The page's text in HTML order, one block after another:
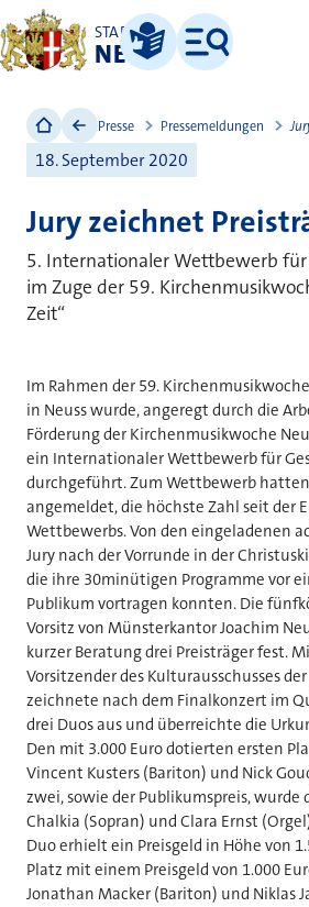
STADT
NEUSS
Leichte Sprache
Menü
Presse Pressemeldungen
18. September 2020
Jury zeichnet
5. Internationaler Wettbewerb für
im Zuge der 59.
Zeit“
Im Rahmen der 59.
in Neuss wurde, angeregt durch die
Förderung der Kirchenmusikwoche
ein Internationaler Wettbewerb für
durchgeführt. Zum Wettbewerb hatten
angemeldet, die höchste Zahl seit der
Wettbewerbs. Von den eingeladenen
Jury nach der Vorrunde in der
die ihre 30minütigen Programme vor
Publikum vortragen konnten. Die
Vorsitz von Münsterkantor Joachim
kurzer Beratung drei Preisträger fest.
Vorsitzender des Kulturausschusses
zeichnete nach dem Finalkonzert im
drei Duos aus und überreichte die
Den mit 3.000 Euro dotierten ersten
Vincent Kusters (Bariton) und Nick
zwei, sowie der Publikumspreis, wurde
Chalkia (Sopran) und Clara Ernst
Duo erhielt ein Preisgeld in Höhe von
Platz mit einem Preisgeld von 1.000
Jonathan Macker (Bariton) und Niklas